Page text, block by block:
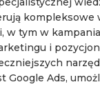
kompleksowe
w tym w
i
Google Ads,